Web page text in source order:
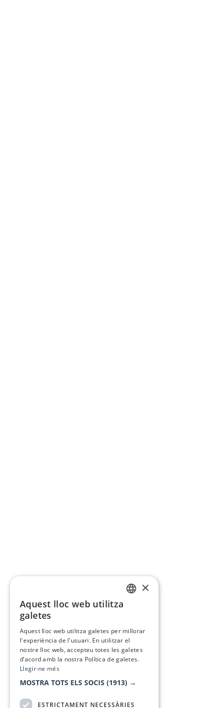
×
Aquest lloc web utilitza
galetes
Aquest lloc web utilitza galetes per millorar
l'experiència de l'usuari. En utilitzar el
nostre lloc web, accepteu totes les galetes
d’acord amb la nostra Política de galetes.
Llegir-ne més
MOSTRA TOTS ELS SOCIS (1913) →
ESTRICTAMENT NECESSÀRIES